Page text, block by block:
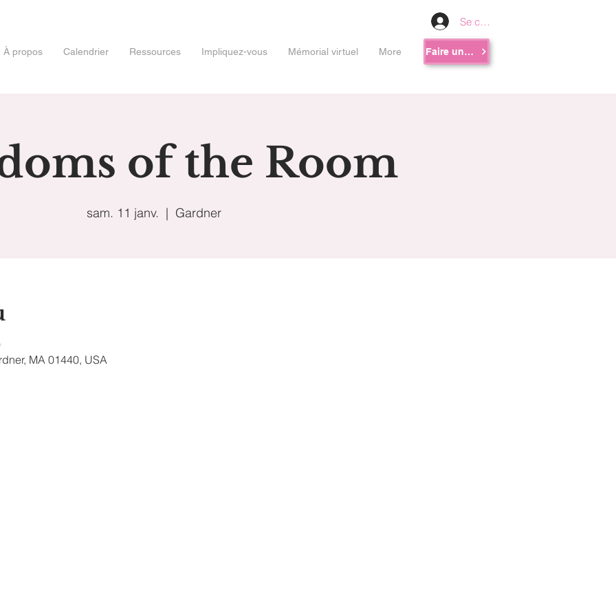
Se connecter
À propos Calendrier Ressources Impliquez-vous Mémorial virtuel More Faire un don
of the Room
sam. 11 janv.
  |
Gardner
MA 01440, USA